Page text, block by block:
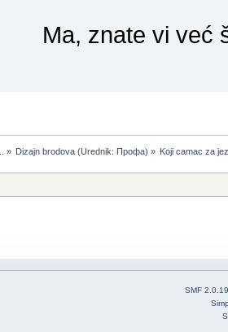
Ma, znate vi već
» Dizajn brodova(Urednik: Профа) » Koji camac za
SMF 2.0.19